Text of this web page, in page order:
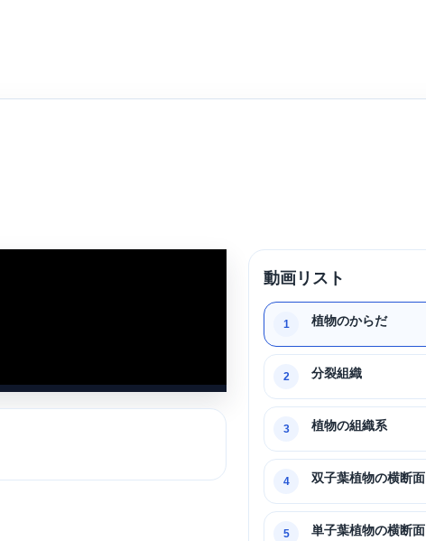
動画リスト
1 植物のからだ
2 分裂組織
3 植物の組織系
4 双子葉植物の横断面
5 単子葉植物の横断面